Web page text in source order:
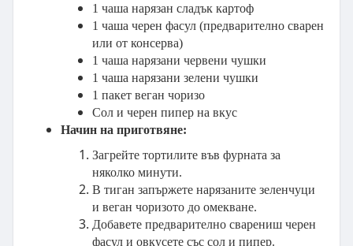
1 чаша нарязан сладък картоф
1 чаша черен фасул (предварително сварен
или от консерва)
1 чаша нарязани червени чушки
1 чаша нарязани зелени чушки
1 пакет веган чоризо
Сол и черен пипер на вкус
Начин на приготвяне:
Загрейте тортилите във фурната за
няколко минути.
В тиган запържете нарязаните зеленчуци
и веган чоризото до омекване.
Добавете предварително сварениш черен
фасул и овкусете със сол и пипер.